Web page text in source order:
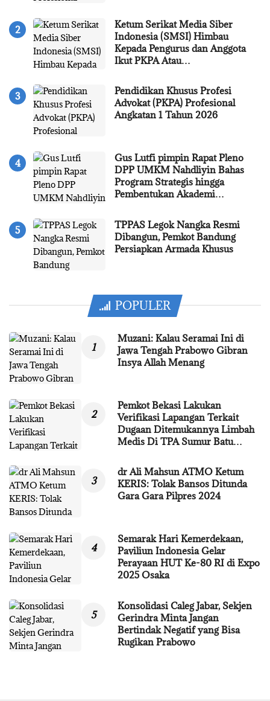
Ketum Serikat Media Siber
Indonesia (SMSI) Himbau
Kepada Pengurus dan Anggota
Ikut PKPA Atau…
Pendidikan Khusus Profesi
Advokat (PKPA) Profesional
Angkatan 1 Tahun 2026
Gus Lutfi pimpin Rapat Pleno
DPP UMKM Nahdliyin Bahas
Program Strategis hingga
Pembentukan Akademi…
TPPAS Legok Nangka Resmi
Dibangun, Pemkot Bandung
Persiapkan Armada Khusus
POPULER
Muzani: Kalau Seramai Ini di
Jawa Tengah Prabowo Gibran
Insya Allah Menang
Pemkot Bekasi Lakukan
Verifikasi Lapangan Terkait
Dugaan Ditemukannya Limbah
Medis Di TPA Sumur Batu…
dr Ali Mahsun ATMO Ketum
KERIS: Tolak Bansos Ditunda
Gara Gara Pilpres 2024
Semarak Hari Kemerdekaan,
Paviliun Indonesia Gelar
Perayaan HUT Ke-80 RI di Expo
2025 Osaka
Konsolidasi Caleg Jabar, Sekjen
Gerindra Minta Jangan
Bertindak Negatif yang Bisa
Rugikan Prabowo